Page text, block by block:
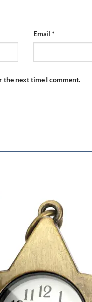
Email *
the next time I comment.